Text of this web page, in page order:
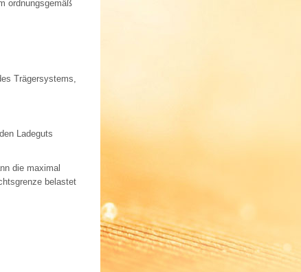
ordnungsgemäß
Trägersystems,
Ladeguts
die maximal
belastet